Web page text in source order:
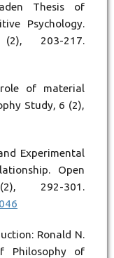
Thesis of
Psychology.
203-217.
of material
Study, 6 (2),
Experimental
Open
292-301.
Ronald N.
Philosophy of